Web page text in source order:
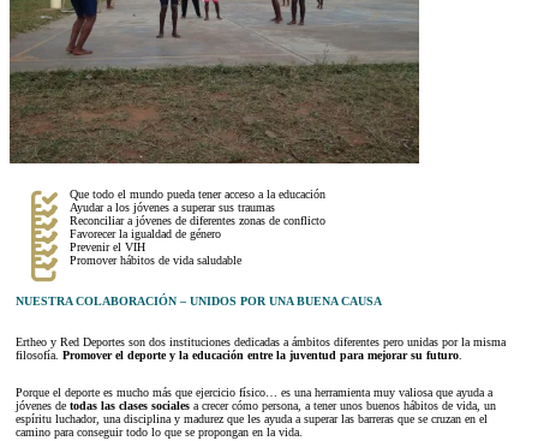
Que todo el mundo pueda tener acceso a la educación
Ayudar a los jóvenes a superar sus traumas
Reconciliar a jóvenes de diferentes zonas de conflicto
Favorecer la igualdad de género
Prevenir el VIH
Promover hábitos de vida saludable
NUESTRA COLABORACIÓN – UNIDOS POR UNA BUENA CAUSA
Ertheo y Red Deportes son dos instituciones dedicadas a ámbitos diferentes pero unidas por la misma
filosofía. Promover el deporte y la educación entre la juventud para mejorar su futuro.
Porque el deporte es mucho más que ejercicio físico… es una herramienta muy valiosa que ayuda a
jóvenes de todas las clases sociales a crecer cómo persona, a tener unos buenos hábitos de vida, un
espíritu luchador, una disciplina y madurez que les ayuda a superar las barreras que se cruzan en el
camino para conseguir todo lo que se propongan en la vida.